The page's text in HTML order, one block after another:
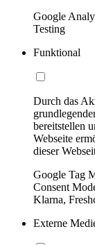
Google
Testing
Funktional
Durch das
bereitstellen
Webseite
dieser
Google Tag
Consent
Klarna,
Externe